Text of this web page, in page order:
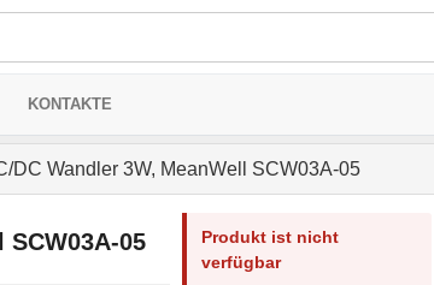
KONTAKTE
DC Wandler 3W, MeanWell SCW03A-05
SCW03A-05
Produkt ist nicht
verfügbar